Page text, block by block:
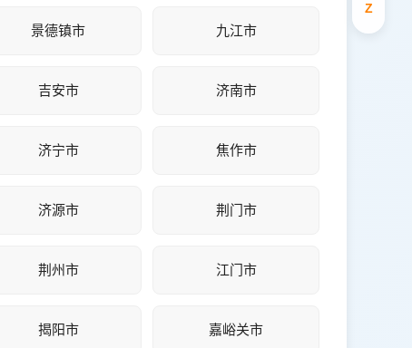
景德镇市 九江市
吉安市 济南市
济宁市 焦作市
济源市 荆门市
荆州市 江门市
揭阳市 嘉峪关市
Z